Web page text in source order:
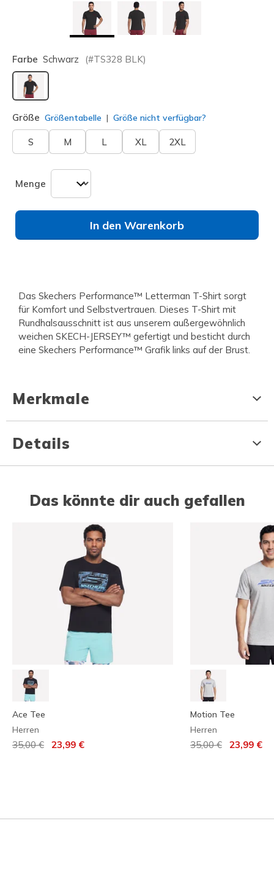
Farbe Schwarz (#TS328 BLK)
ausgewählt
Größe Größentabelle Größe nicht verfügbar?
S M L XL 2XL
Menge
In den Warenkorb
Das Skechers Performance™ Letterman T-Shirt sorgt
für Komfort und Selbstvertrauen. Dieses T-Shirt mit
Rundhalsausschnitt ist aus unserem außergewöhnlich
weichen SKECH-JERSEY™ gefertigt und besticht durch
eine Skechers Performance™ Grafik links auf der Brust.
Merkmale
Details
Das könnte dir auch gefallen
Ace Tee
Herren
Reduziert von
35,00 € auf
23,99 €
Motion Tee
Herren
Reduziert von
35,00 €auf23,99 €